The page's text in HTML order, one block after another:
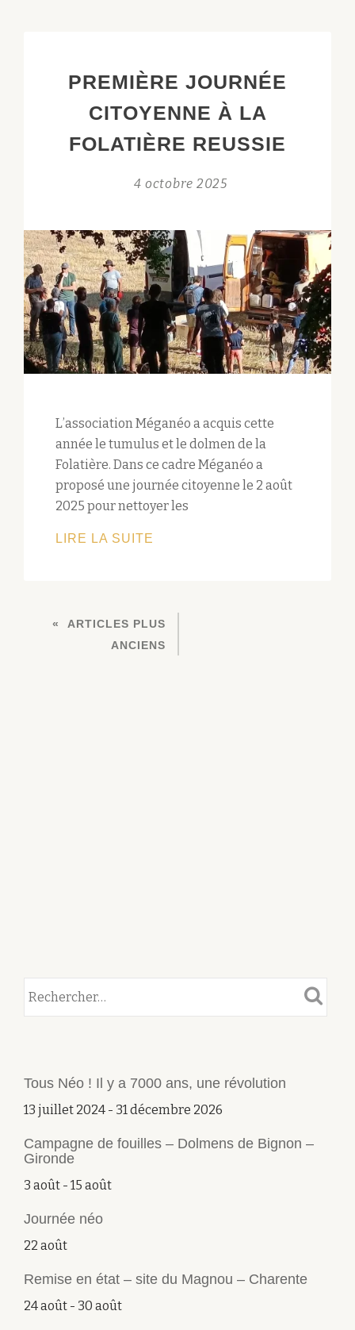
« LES
ARDÉCHOIS
DANS
CONTEXTE
PREMIÈRE JOURNÉE
CITOYENNE À LA
FOLATIÈRE REUSSIE
4 octobre 2025
L’association Méganéo a acquis cette
année le tumulus et le dolmen de la
Folatière. Dans ce cadre Méganéo a
proposé une journée citoyenne le 2 août
2025 pour nettoyer les
LIRE LA SUITE
LA
FOLATIÈRE
NAVIGATION
ARTICLES PLUS
ANCIENS
Tous Néo ! Il y a 7000 ans, une révolution
13 juillet 2024 - 31 décembre 2026
Campagne de fouilles – Dolmens de Bignon –
Gironde
3 août - 15 août
Journée néo
22 août
Remise en état – site du Magnou – Charente
24 août - 30 août